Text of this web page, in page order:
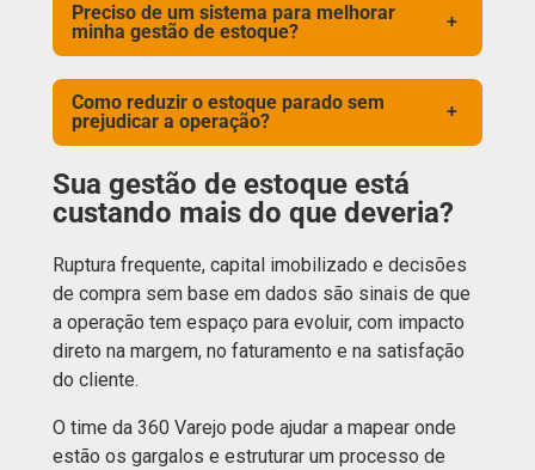
Preciso de um sistema para melhorar
minha gestão de estoque?
+
Como reduzir o estoque parado sem
prejudicar a operação?
+
Sua gestão de estoque está
custando mais do que deveria?
Ruptura frequente, capital imobilizado e decisões
de compra sem base em dados são sinais de que
a operação tem espaço para evoluir, com impacto
direto na margem, no faturamento e na satisfação
do cliente.
O time da 360 Varejo pode ajudar a mapear onde
estão os gargalos e estruturar um processo de